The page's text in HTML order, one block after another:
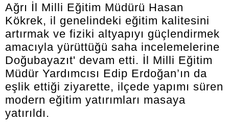
Ağrı İl Milli Eğitim Müdürü Hasan
Kökrek, il genelindeki eğitim kalitesini
artırmak ve fiziki altyapıyı güçlendirmek
amacıyla yürüttüğü saha incelemelerine
Doğubayazıt' devam etti. İl Milli Eğitim
Müdür Yardımcısı Edip Erdoğan’ın da
eşlik ettiği ziyarette, ilçede yapımı süren
modern eğitim yatırımları masaya
yatırıldı.